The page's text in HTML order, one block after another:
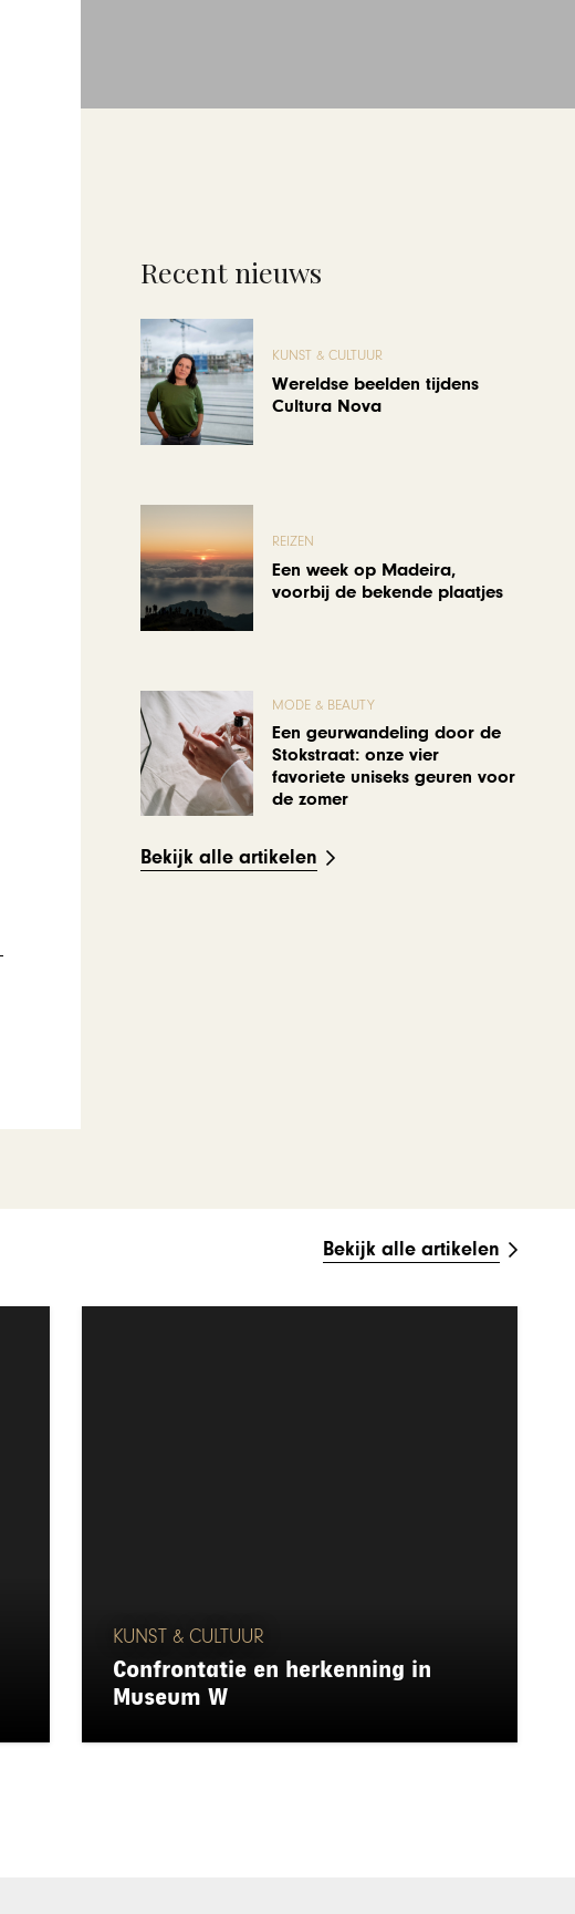
Recent nieuws
KUNST & CULTUUR
Wereldse beelden tijdens
Cultura Nova
REIZEN
Een week op Madeira,
voorbij de bekende plaatjes
MODE & BEAUTY
Een geurwandeling door de
Stokstraat: onze vier
favoriete uniseks geuren voor
de zomer
Bekijk alle artikelen
Bekijk alle artikelen
KUNST & CULTUUR
Confrontatie en herkenning in
Museum W